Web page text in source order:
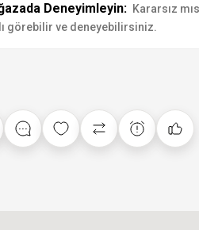
Deneyimleyin: Kararsız
görebilir ve deneyebilirsiniz.